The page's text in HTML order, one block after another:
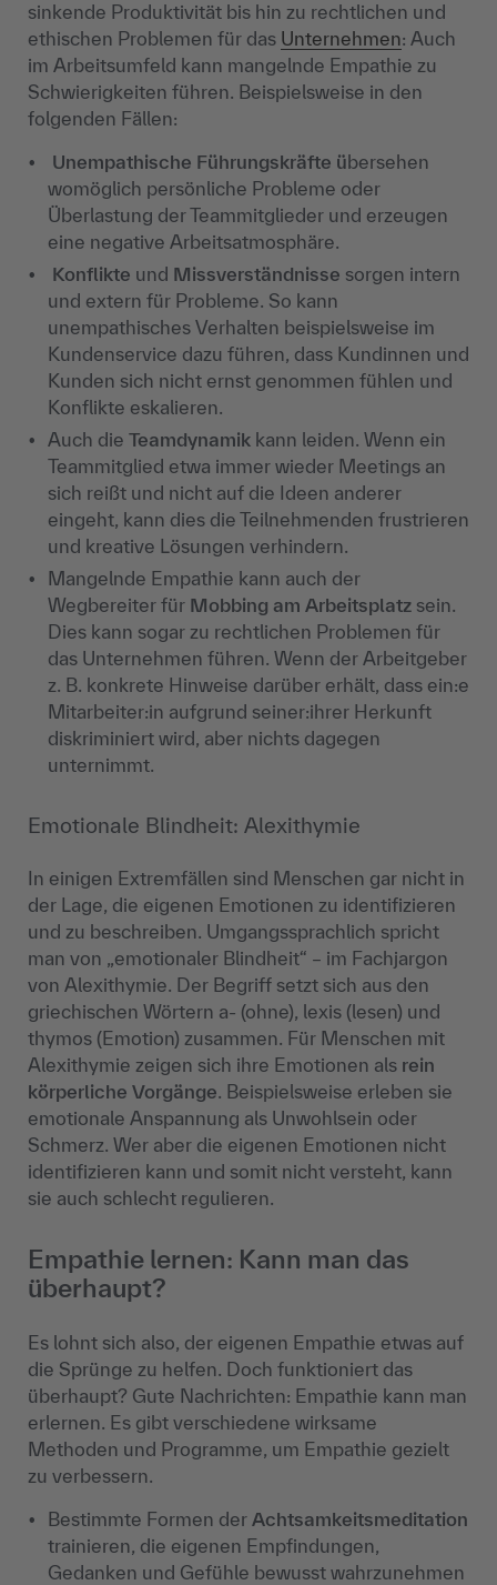
sinkende Produktivität bis hin zu rechtlichen und
ethischen Problemen für das Unternehmen: Auch
im Arbeitsumfeld kann mangelnde Empathie zu
Schwierigkeiten führen. Beispielsweise in den
folgenden Fällen:
Unempathische Führungskräfte übersehen
womöglich persönliche Probleme oder
Überlastung der Teammitglieder und erzeugen
eine negative Arbeitsatmosphäre.
Konflikte und Missverständnisse sorgen intern
und extern für Probleme. So kann
unempathisches Verhalten beispielsweise im
Kundenservice dazu führen, dass Kundinnen und
Kunden sich nicht ernst genommen fühlen und
Konflikte eskalieren.
Auch die Teamdynamik kann leiden. Wenn ein
Teammitglied etwa immer wieder Meetings an
sich reißt und nicht auf die Ideen anderer
eingeht, kann dies die Teilnehmenden frustrieren
und kreative Lösungen verhindern.
Mangelnde Empathie kann auch der
Wegbereiter für Mobbing am Arbeitsplatz sein.
Dies kann sogar zu rechtlichen Problemen für
das Unternehmen führen. Wenn der Arbeitgeber
z. B. konkrete Hinweise darüber erhält, dass ein:e
Mitarbeiter:in aufgrund seiner:ihrer Herkunft
diskriminiert wird, aber nichts dagegen
unternimmt.
Emotionale Blindheit: Alexithymie
In einigen Extremfällen sind Menschen gar nicht in
der Lage, die eigenen Emotionen zu identifizieren
und zu beschreiben. Umgangssprachlich spricht
man von „emotionaler Blindheit“ – im Fachjargon
von Alexithymie. Der Begriff setzt sich aus den
griechischen Wörtern a- (ohne), lexis (lesen) und
thymos (Emotion) zusammen. Für Menschen mit
Alexithymie zeigen sich ihre Emotionen als rein
körperliche Vorgänge. Beispielsweise erleben sie
emotionale Anspannung als Unwohlsein oder
Schmerz. Wer aber die eigenen Emotionen nicht
identifizieren kann und somit nicht versteht, kann
sie auch schlecht regulieren.
Empathie lernen: Kann man das
überhaupt?
Es lohnt sich also, der eigenen Empathie etwas auf
die Sprünge zu helfen. Doch funktioniert das
überhaupt? Gute Nachrichten: Empathie kann man
erlernen. Es gibt verschiedene wirksame
Methoden und Programme, um Empathie gezielt
zu verbessern.
Bestimmte Formen der Achtsamkeitsmeditation
trainieren, die eigenen Empfindungen,
Gedanken und Gefühle bewusst wahrzunehmen